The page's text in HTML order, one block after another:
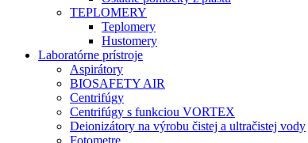
TEPLOMERY
Teplomery
Hustomery
Laboratórne prístroje
Aspirátory
BIOSAFETY AIR
Centrifúgy
Centrifúgy s funkciou VORTEX
Deionizátory na výrobu čistej a ultračistej vody
Fotometre